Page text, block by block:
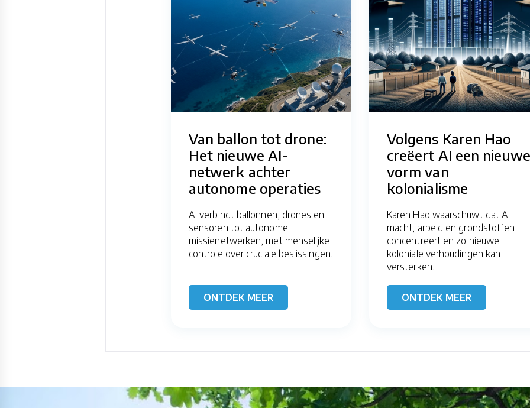
Van ballon tot drone:
Het nieuwe AI-
netwerk achter
autonome operaties
AI verbindt ballonnen, drones en
sensoren tot autonome
missienetwerken, met menselijke
controle over cruciale beslissingen.
ONTDEK MEER
Volgens Karen Hao
creëert AI een nieuwe
vorm van
kolonialisme
Karen Hao waarschuwt dat AI
macht, arbeid en grondstoffen
concentreert en zo nieuwe
koloniale verhoudingen kan
versterken.
ONTDEK MEER